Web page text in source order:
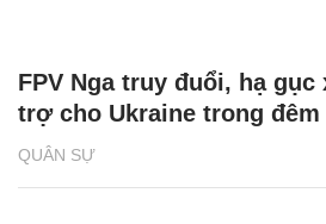
QUÂN SỰ
FPV Nga truy đuổi, hạ gục
trợ cho Ukraine trong đêm